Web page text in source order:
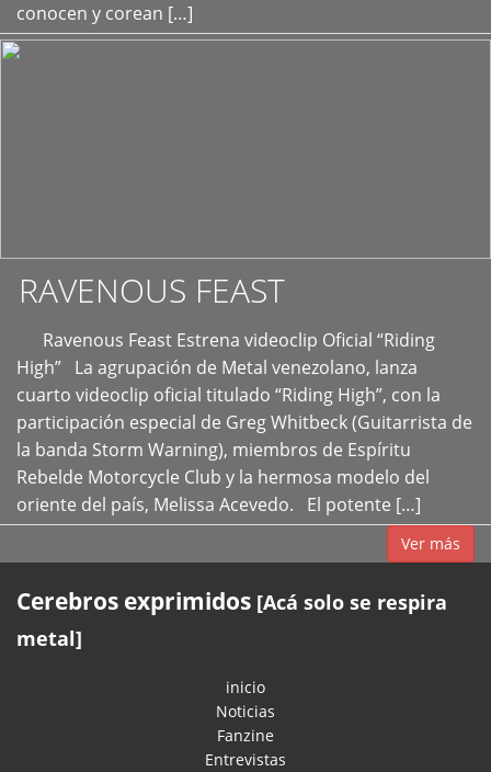
conocen y corean […]
RAVENOUS FEAST
Ravenous Feast Estrena videoclip Oficial “Riding
High” La agrupación de Metal venezolano, lanza
cuarto videoclip oficial titulado “Riding High”, con la
participación especial de Greg Whitbeck (Guitarrista de
la banda Storm Warning), miembros de Espíritu
Rebelde Motorcycle Club y la hermosa modelo del
oriente del país, Melissa Acevedo. El potente […]
Ver más
Cerebros exprimidos [Acá solo se respira
metal]
inicio
Noticias
Fanzine
Entrevistas